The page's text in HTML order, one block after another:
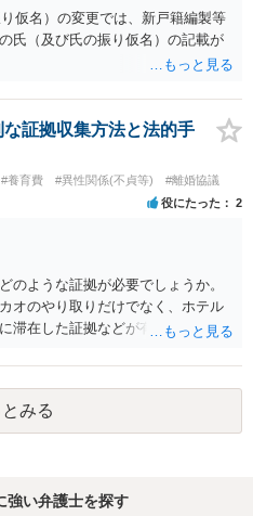
仮名）の変更では、新戸籍編製等
氏（及び氏の振り仮名）の記載が
証拠収集方法と法的手
#養育費 #異性関係(不貞等) #離婚協議
役にたった 2
のような証拠が必要でしょうか。
オのやり取りだけでなく、ホテル
滞在した証拠などが有効です。 不
できると思われます。 ただし、不
不貞を許したとの評価につながる
い。 以上、ご参考まで。
みる
強い弁護士を探す